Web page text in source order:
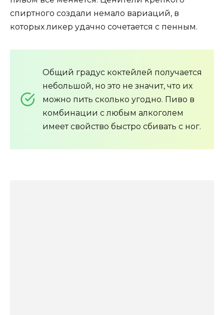
спиртного создали немало вариаций, в
которых ликер удачно сочетается с пенным.
Общий градус коктейлей получается
небольшой, но это не значит, что их
можно пить сколько угодно. Пиво в
комбинации с любым алкоголем
имеет свойство быстро сбивать с ног.